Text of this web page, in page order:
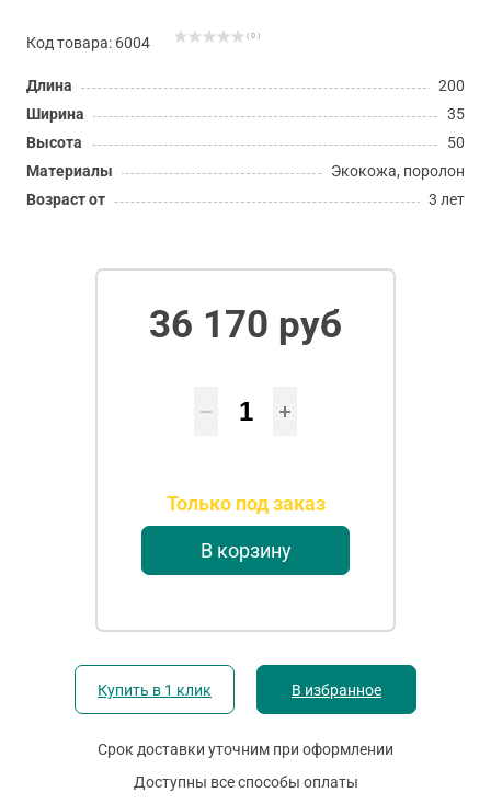
Код товара: 6004 ( 0 )
Длина
200
Ширина
35
Высота
50
Материалы
Экокожа, поролон
Возраст от
3 лет
36 170 руб
Только под заказ
В корзину
Купить в 1 клик В избранное
Срок доставки уточним при оформлении
Доступны все способы оплаты